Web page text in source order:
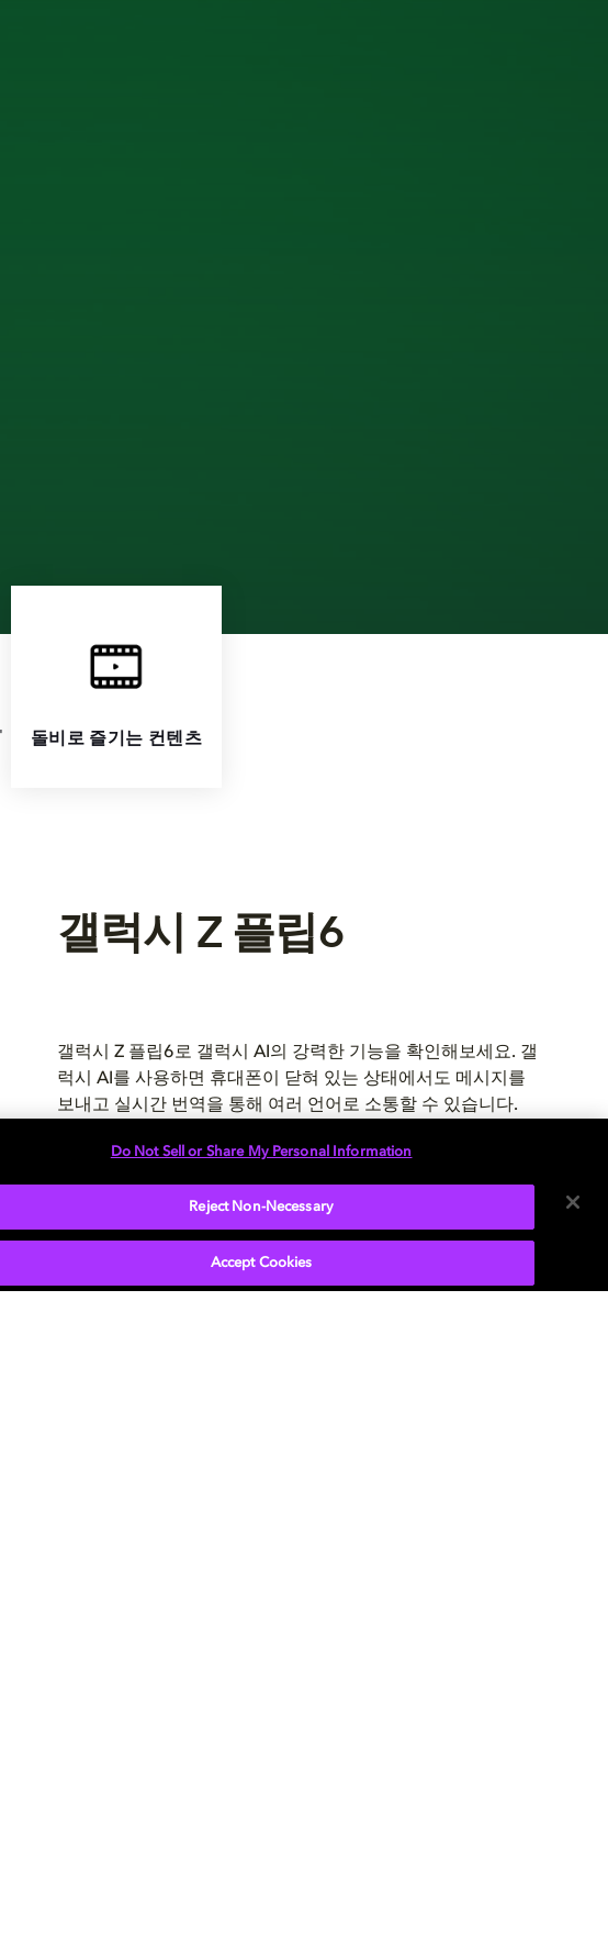
돌비로 즐기는 컨텐츠
갤럭시 Z 플립6
갤럭시 Z 플립6로 갤럭시 AI의 강력한 기능을 확인해보세요. 갤
럭시 AI를 사용하면 휴대폰이 닫혀 있는 상태에서도 메시지를
보내고 실시간 번역을 통해 여러 언어로 소통할 수 있습니다.
미를 치면 검색을 할 수 있고 생성형 편집 기능으로 원하는대로
자연스럽게 편집이 가능합니다.
Do Not Sell or Share My Personal Information
Reject Non-Necessary
Accept Cookies